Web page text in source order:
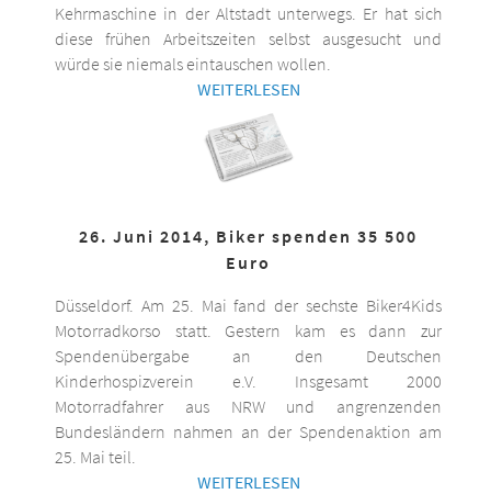
Kehrmaschine in der Altstadt unterwegs. Er hat sich
diese frühen Arbeitszeiten selbst ausgesucht und
würde sie niemals eintauschen wollen.
WEITERLESEN
26. Juni 2014, Biker spenden 35 500
Euro
Düsseldorf. Am 25. Mai fand der sechste Biker4Kids
Motorradkorso statt. Gestern kam es dann zur
Spendenübergabe an den Deutschen
Kinderhospizverein e.V. Insgesamt 2000
Motorradfahrer aus NRW und angrenzenden
Bundesländern nahmen an der Spendenaktion am
25. Mai teil.
WEITERLESEN